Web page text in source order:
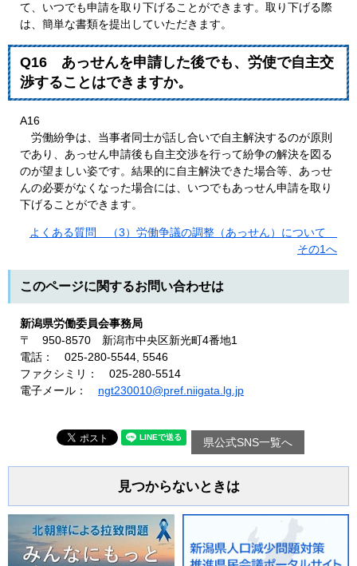
て、いつでも申請を取り下げることができます。取り下げる際
は、簡単な書類を提出していただきます。
Q16 あっせんを申請した後でも、労使で自主交
渉することはできますか。
A16
労働紛争は、当事者同士が話し合いで自主解決するのが原則
であり、あっせん申請後も自主交渉を行って紛争の解決を図る
のが望ましい姿です。結果的に自主解決できた場合等、あっせ
んの必要がなくなった場合には、いつでもあっせん申請を取り
下げることができます。
よくある質問 （3）労働争議の調整（あっせん）について
その1へ
このページに関するお問い合わせは
新潟県労働委員会事務局
〒 950-8570 新潟市中央区新光町4番地1
電話： 025-280-5544, 5546
ファクシミリ： 025-280-5514
電子メール： ngt230010@pref.niigata.lg.jp
県公式SNS一覧へ
見つからないときは